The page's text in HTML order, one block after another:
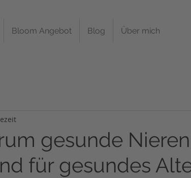
Bloom Angebot Blog Über mich
gesunde Nieren
für gesundes